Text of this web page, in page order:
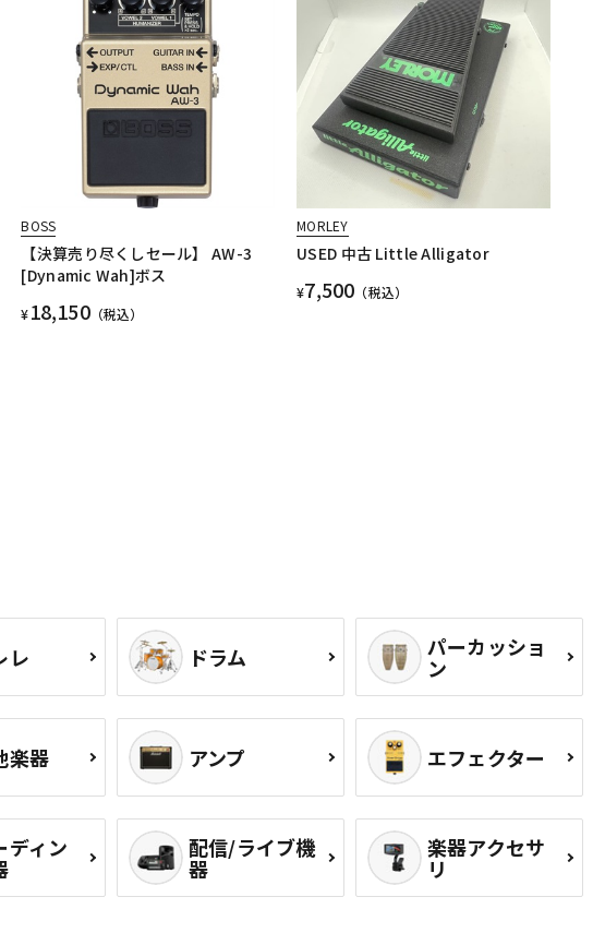
BOSS
【決算売り尽くしセール】 AW-3
[Dynamic Wah]ボス
¥18,150（税込）
MORLEY
USED 中古 Little Alligator
¥7,500 （税込）
レ ドラム パーカッショ
ン
楽器 アンプ エフェクター
ディン 配信/ライブ機
器
楽器アクセサ
リ